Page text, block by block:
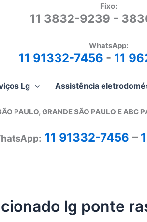
Fixo:
11 3832-9239 -
WhatsApp:
11 91332-7456 - 11
Lg Assistência
PAULO, GRANDE SÃO PAULO E ABC
11 91332-7456 –
lg ponte